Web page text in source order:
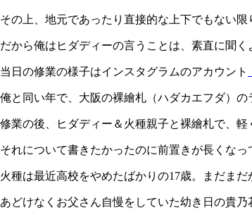
その上、地元であったり直接的な上下でもない
だから俺はヒダディーの言うことは、素直に聞く
当日の修業の様子はインスタグラムのアカウント
俺と同い年で、大阪の裸繪札（ハダカエフダ）
修業の後、ヒダディー＆火種親子と裸繪札で、
それについて書きたかったのに前置きが長くな
火種は最近高校をやめたばかりの17歳。まだま
あどけなくお父さん自慢をしていた幼き日の貴